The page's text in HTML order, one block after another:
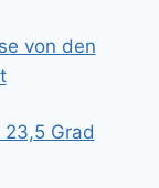
von den
23,5 Grad